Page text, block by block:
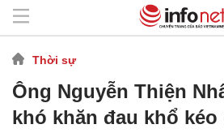
Thời sự
Ông Nguyễn Thiện
khó khăn đau khổ kéo